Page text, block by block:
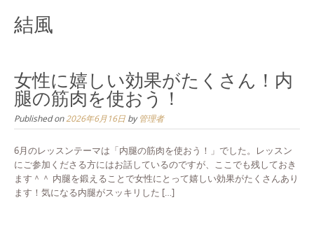
結風
女性に嬉しい効果がたくさん！内
腿の筋肉を使おう！
Published on2026年6月16日 by管理者
6月のレッスンテーマは「内腿の筋肉を使おう！」でした。レッスン
にご参加くださる方にはお話しているのですが、ここでも残しておき
ます＾＾ 内腿を鍛えることで女性にとって嬉しい効果がたくさんあり
ます！気になる内腿がスッキリした […]